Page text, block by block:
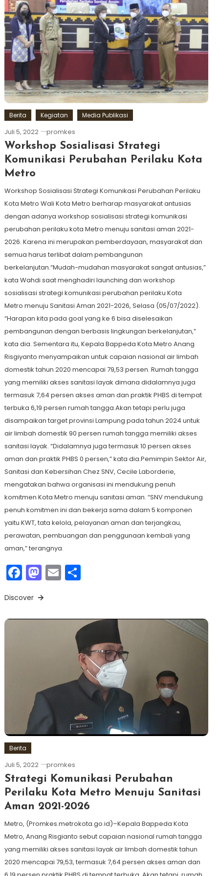
Berita Kegiatan Media Publikasi
Juli 5, 2022 promkes
Workshop Sosialisasi Strategi
Komunikasi Perubahan Perilaku Kota
Metro
Workshop Sosialisasi Strategi Komunikasi Perubahan Perilaku
Kota Metro Wali Kota Metro berharap masyarakat antusias
dengan adanya workshop sosialisasi strategi komunikasi
perubahan perilaku kota Metro menuju sanitasi aman 2021-
2026. Karena ini merupakan pemberdayaan, masyarakat dan
semua harus terlibat dalam pembangunan
berkelanjutan.“Mudah-mudahan masyarakat sangat antusias,”
kata Wahdi saat menghadiri launching dan workshop
sosialisasi strategi komunikasi perubahan perilaku Kota
Metro menuju Sanitasi Aman 2021-2026, Selasa (05/07/2022).
“Harapan kita pada goal yang ke 6 bisa diselesaikan
pembangunan dengan berbasis lingkungan berkelanjutan,”
kata dia. Sementara itu, Kepala Bappeda Kota Metro Anang
Risgiyanto menyampaikan untuk capaian nasional air limbah
domestik tahun 2020 mencapai 79,53 persen. Rumah tangga
yang memiliki akses sanitasi layak dimana didalamnya juga
termasuk 7,64 persen akses aman dan praktik PHBS di tempat
terbuka 6,19 persen rumah tangga.Akan tetapi perlu juga
disampaikan target provinsi Lampung pada tahun 2024 untuk
air limbah domestik 90 persen rumah tangga memiliki akses
sanitasi layak. “Didalamnya juga termasuk 10 persen akses
aman dan praktik PHBS 0 persen,” kata dia.Pemimpin Sektor Air,
Sanitasi dan Kebersihan Chez SNV, Cecile Laborderie,
mengatakan bahwa organisasi ini mendukung penuh
komitmen Kota Metro menuju sanitasi aman. “SNV mendukung
penuh komitmen ini dan bekerja sama dalam 5 komponen
yaitu KWT, tata kelola, pelayanan aman dan terjangkau,
perawatan, pembuangan dan penggunaan kembali yang
aman,” terangnya.
Facebook
Mastodon
EmailShare
Discover
Berita
Juli 5, 2022 promkes
Strategi Komunikasi Perubahan
Perilaku Kota Metro Menuju Sanitasi
Aman 2021-2026
Metro, (Promkes.metrokota.go.id)–Kepala Bappeda Kota
Metro, Anang Risgianto sebut capaian nasional rumah tangga
yang memiliki akses sanitasi layak air limbah domestik tahun
2020 mencapai 79,53, termasuk 7,64 persen akses aman dan